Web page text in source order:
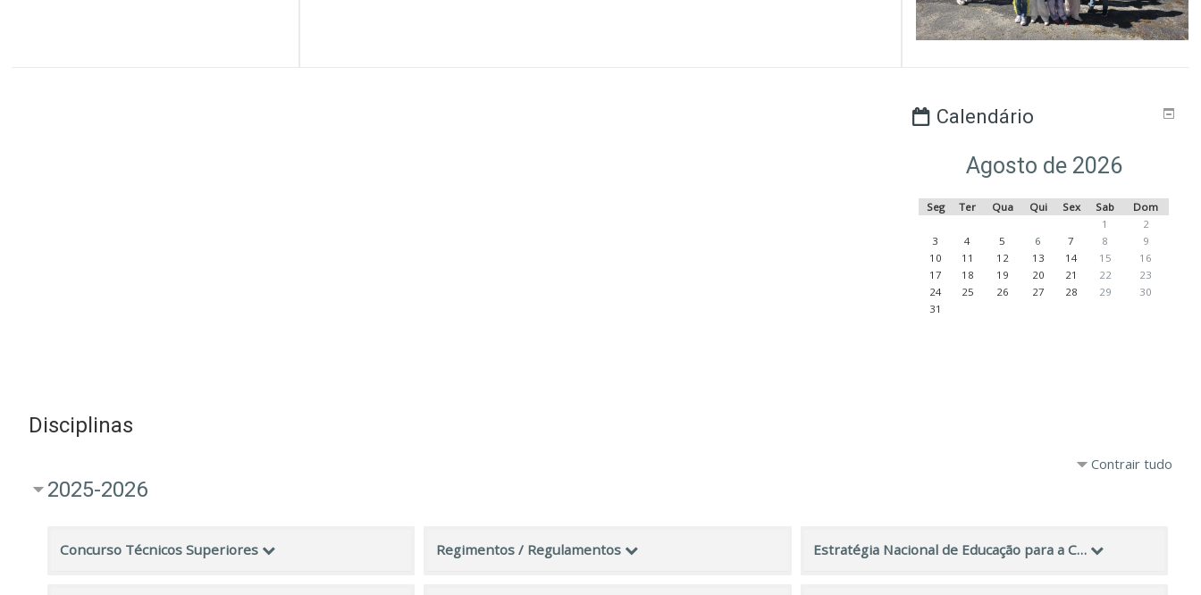
Calendário
Agosto de 2026
Seg Ter Qua Qui Sex Sab
Dom
1
2
3
4 5 6 7 8
9
10
11 12 13 14 15
16
17
18 19 20 21 22
23
24
25 26 27 28 29
30
31
Disciplinas
Contrair tudo
2025-2026
Concurso Técnicos Superiores Regimentos / Regulamentos Estratégia Nacional de Educação para a Cidadania